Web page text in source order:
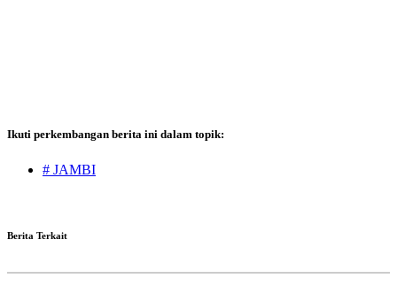
Ikuti perkembangan berita ini dalam topik:
# JAMBI
Berita Terkait